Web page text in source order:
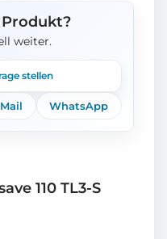
weiter.
stellen
WhatsApp
110 TL3-S